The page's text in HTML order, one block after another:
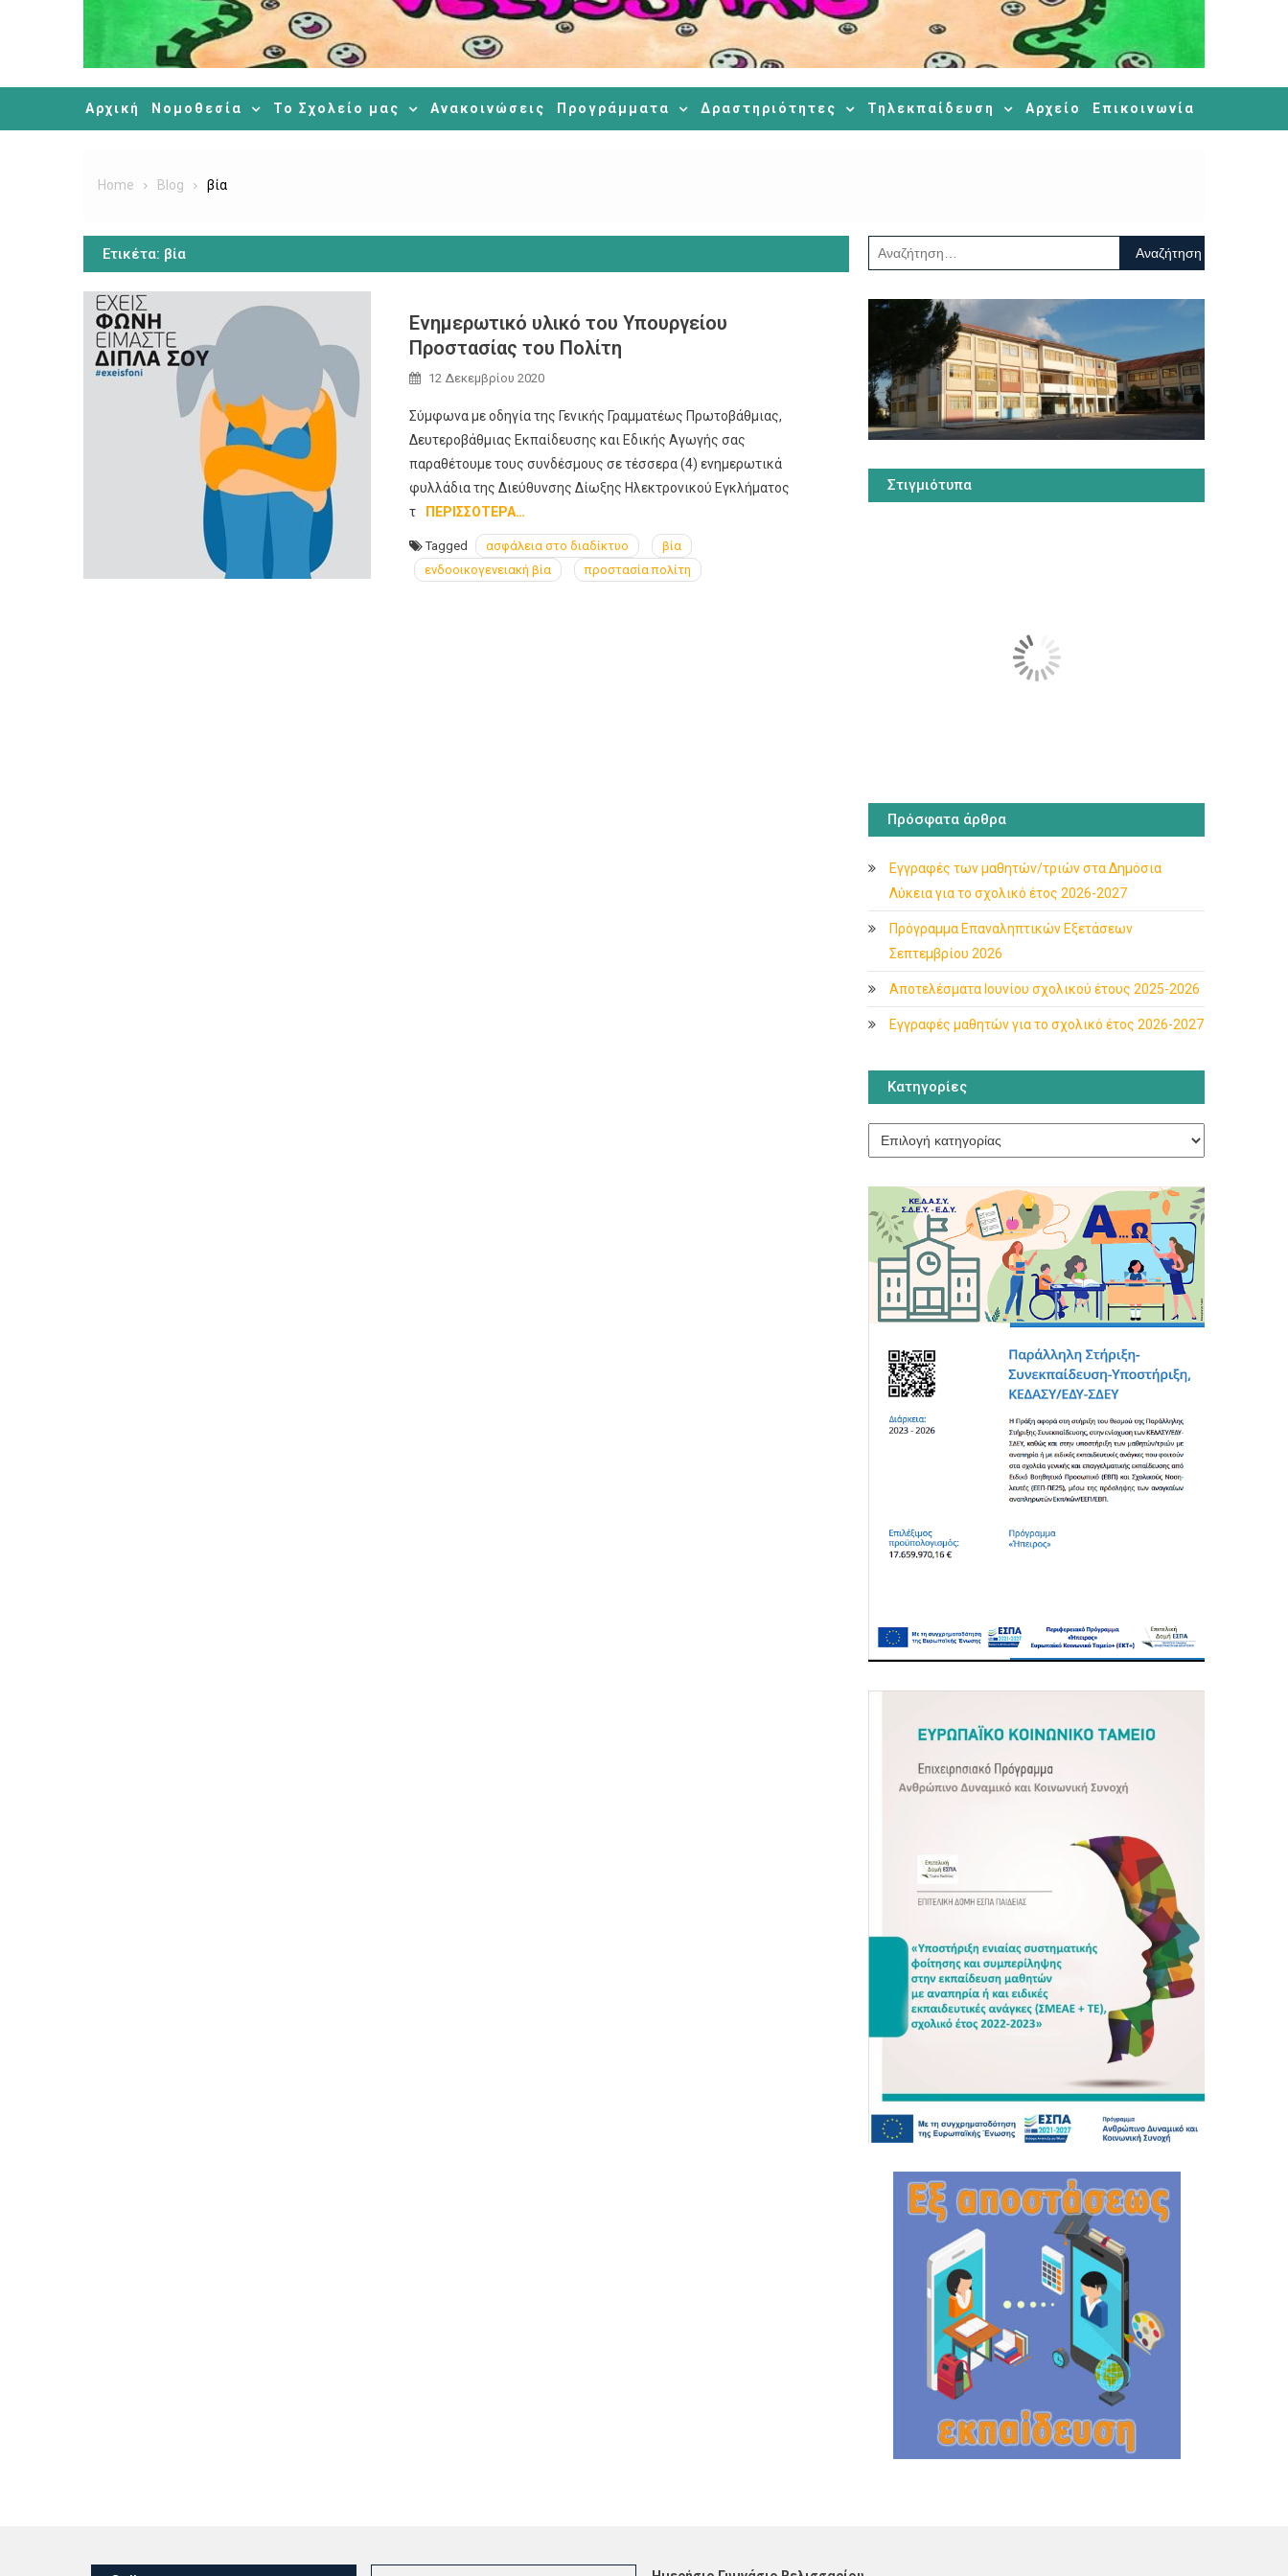
Αρχική Νομοθεσία Το Σχολείο μας Ανακοινώσεις Προγράμματα Δραστηριότητες Τηλεκπαίδευση Αρχείο Επικοινωνία
Home Blog βία
Ετικέτα: βία
Ενημερωτικό υλικό του Υπουργείου
Προστασίας του Πολίτη
12 Δεκεμβρίου 2020
Σύμφωνα με οδηγία της Γενικής Γραμματέως Πρωτοβάθμιας,
Δευτεροβάθμιας Εκπαίδευσης και Εδικής Αγωγής σας
παραθέτουμε τους συνδέσμους σε τέσσερα (4) ενημερωτικά
φυλλάδια της Διεύθυνσης Δίωξης Ηλεκτρονικού Εγκλήματος
τ
ΠΕΡΙΣΣΌΤΕΡΑ…
Tagged ασφάλεια στο διαδίκτυο
βία
ενδοοικογενειακή βία
προστασία πολίτη
Αναζήτηση
για:
Στιγμιότυπα
Πρόσφατα άρθρα
Εγγραφές των μαθητών/τριών στα Δημόσια
Λύκεια για το σχολικό έτος 2026-2027
Πρόγραμμα Επαναληπτικών Εξετάσεων
Σεπτεμβρίου 2026
Αποτελέσματα Ιουνίου σχολικού έτους 2025-2026
Εγγραφές μαθητών για το σχολικό έτος 2026-2027
Κατηγορίες
Κατηγορίες